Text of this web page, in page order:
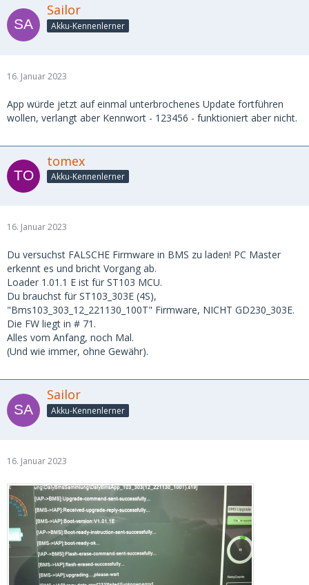
Sailor
Akku-Kennenlerner
16. Januar 2023
App würde jetzt auf einmal unterbrochenes Update fortführen
wollen, verlangt aber Kennwort - 123456 - funktioniert aber nicht.
tomex
Akku-Kennenlerner
16. Januar 2023
Du versuchst FALSCHE Firmware in BMS zu laden! PC Master
erkennt es und bricht Vorgang ab.
Loader 1.01.1 E ist für ST103 MCU.
Du brauchst für ST103_303E (4S),
"Bms103_303_12_221130_100T" Firmware, NICHT GD230_303E.
Die FW liegt in # 71.
Alles vom Anfang, noch Mal.
(Und wie immer, ohne Gewähr).
Sailor
Akku-Kennenlerner
16. Januar 2023